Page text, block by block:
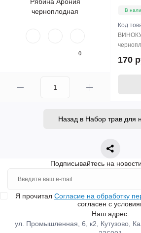
0
В
Код
170
Назад в Набор трав для
Подписывайтесь на
Я прочитал Согласие на обработку
согласен с
Наш адрес:
ул. Промышленная, 6, к2, Кутузово,